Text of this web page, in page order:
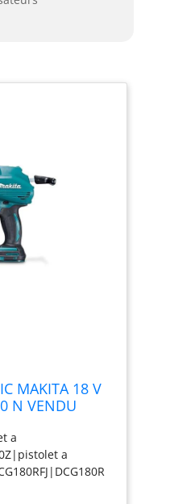
MAKITA 18 V
N VENDU
a
a